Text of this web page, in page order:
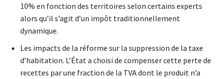
10% en fonction des territoires selon certains experts
alors qu’il s’agit d’un impôt traditionnellement
dynamique.
Les impacts de la réforme sur la suppression de la taxe
d’habitation. L’État a choisi de compenser cette perte de
recettes par une fraction de la TVA dont le produit n’a